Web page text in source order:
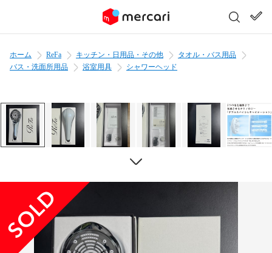
ホーム ReFa キッチン・日用品・その他
タオル・バス用品
バス・洗面所用品
浴室用具 シャワーヘッド